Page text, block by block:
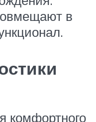
в
комфортного